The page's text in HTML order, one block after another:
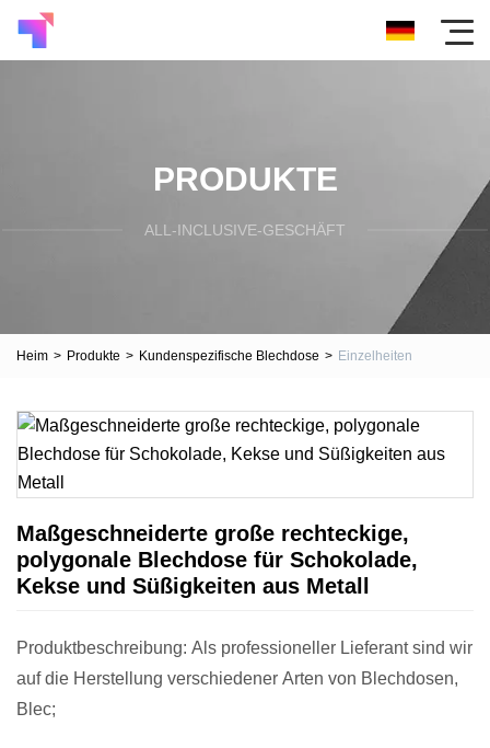
PRODUKTE
ALL-INCLUSIVE-GESCHÄFT
Heim > Produkte > Kundenspezifische Blechdose > Einzelheiten
Maßgeschneiderte große rechteckige,
polygonale Blechdose für Schokolade,
Kekse und Süßigkeiten aus Metall
Produktbeschreibung: Als professioneller Lieferant sind wir
auf die Herstellung verschiedener Arten von Blechdosen,
Blec;